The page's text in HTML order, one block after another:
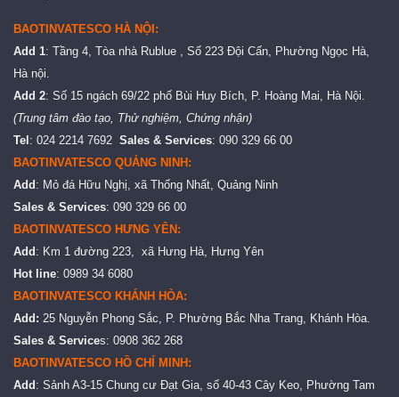
BAOTINVATESCO HÀ NỘI:
Add 1: Tầng 4, Tòa nhà Rublue , Số 223 Đội Cấn, Phường Ngọc Hà,
Hà nội.
Add 2: Số 15 ngách 69/22 phố Bùi Huy Bích, P. Hoàng Mai, Hà Nội.
(Trung tâm đào tạo, Thử nghiệm, Chứng nhận)
Tel : 024 2214 7692 Sales & Services: 090 329 66 00
BAOTINVATESCO QUẢNG NINH:
Add : Mỏ đá Hữu Nghị, xã Thống Nhất, Quảng Ninh
Sales & Services: 090 329 66 00
BAOTINVATESCO HƯNG YÊN:
Add : Km 1 đường 223, xã Hưng Hà, Hưng Yên
Hot line: 0989 34 6080
BAOTINVATESCO KHÁNH HÒA:
Add: 25 Nguyễn Phong Sắc, P. Phường Bắc Nha Trang, Khánh Hòa.
Sales & Services: 0908 362 268
BAOTINVATESCO HỒ CHÍ MINH:
Add : Sảnh A3-15 Chung cư Đạt Gia, số 40-43 Cây Keo, Phường Tam